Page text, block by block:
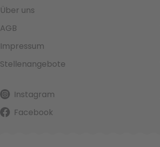
Über uns
AGB
Impressum
Stellenangebote
Instagram
Facebook